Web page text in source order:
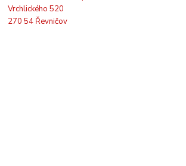
Vrchlického 520
270 54 Řevničov